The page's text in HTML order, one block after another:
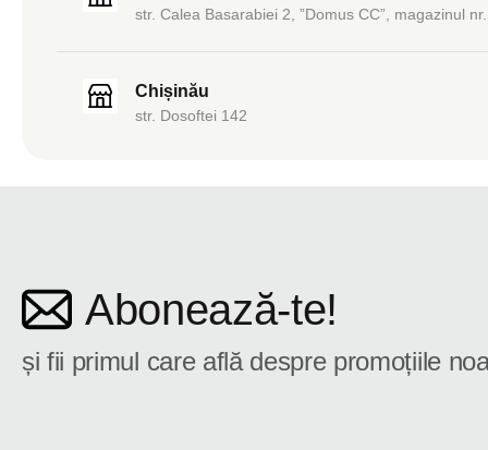
str. Calea Basarabiei 2, ”Domus CC”, magazinul
Chișinău
str. Dosoftei 142
Abonează-te!
și fii primul care află despre promoțiile